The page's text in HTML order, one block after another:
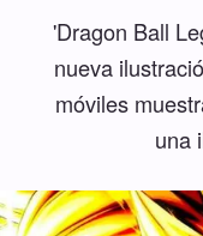
'Dragon Ball
nueva
móviles
una